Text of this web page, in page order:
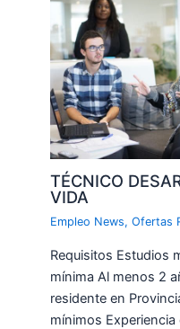
TÉCNICO
VIDA
Empleo News,Ofertas
Requisitos Estudios
mínima Al menos 2
residente en
mínimos